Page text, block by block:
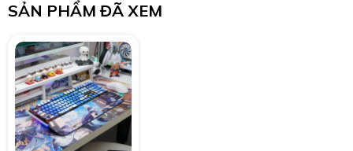
SẢN PHẨM ĐÃ XEM